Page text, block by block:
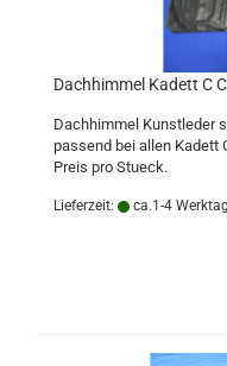
Dachhimmel Kadett C
Dachhimmel Kunstleder
passend bei allen Kadett
Preis pro Stueck.
Lieferzeit: ca.1-4